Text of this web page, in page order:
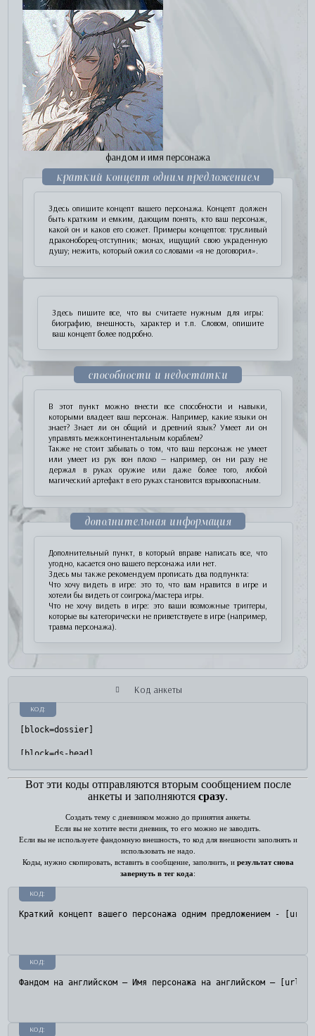
фандом и имя персонажа
краткий концепт одним предложением
Здесь опишите концепт вашего персонажа. Концепт должен
быть кратким и емким, дающим понять, кто ваш персонаж,
какой он и каков его сюжет. Примеры концептов: трусливый
драконоборец-отступник; монах, ищущий свою украденную
душу; нежить, который ожил со словами «я не договорил».
Здесь пишите все, что вы считаете нужным для игры:
биографию, внешность, характер и т.п. Словом, опишите
ваш концепт более подробно.
способности и недостатки
В этот пункт можно внести все способности и навыки,
которыми владеет ваш персонаж. Например, какие языки он
знает? Знает ли он общий и древний язык? Умеет ли он
управлять межконтинентальным кораблем?
Также не стоит забывать о том, что ваш персонаж не умеет
или умеет из рук вон плохо — например, он ни разу не
держал в руках оружие или даже более того, любой
магический артефакт в его руках становится взрывоопасным.
дополнительная информация
Дополнительный пункт, в который вправе написать все, что
угодно, касается оно вашего персонажа или нет.
Здесь мы также рекомендуем прописать два подпункта:
Что хочу видеть в игре: это то, что вам нравится в игре и
хотели бы видеть от соигрока/мастера игры.
Что не хочу видеть в игре: это ваши возможные триггеры,
которые вы категорически не приветствуете в игре (например,
травма персонажа).
Код анкеты
КОД:
[block=dossier]
[block=ds-head]
[align=center][font=beaufort][size=10][i]Прозвища, другие
[block=ds-head-kart]
[img]https://upforme.ru/uploads/0014/65/1f/7/949167.png[/
[block=ds-head-fan]Фандом и имя персонажа[/block]
[/block]
[block=ds-sec]
[block=storyb]
[block=ds-sec-span]Краткий концепт одним предложением[/
[block=ds-sec-text]Здесь опишите концепт вашего персонажа.
[block=story]
[block=ds-sec-text]Здесь пишите все, что вы считаете
[/block]
[block=ds-sec-text]В этот пункт можно внести все
Вот эти коды отправляются вторым сообщением после
анкеты и заполняются сразу.
Создать тему с дневником можно до принятия анкеты.
Если вы не хотите вести дневник, то его можно не заводить.
Если вы не используете фандомную внешность, то код для внешности заполнять и
использовать не надо.
Коды, нужно скопировать, вставить в сообщение, заполнить, и результат снова
завернуть в тег кода:
КОД:
Краткий концепт вашего персонажа одним предложением -
КОД:
Фандом на английском — Имя персонажа на английском —
КОД: